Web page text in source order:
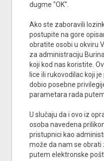
dugme "OK".
Ako ste zaboravili
postupite na gore
obratite osobi u okviru
za administraciju
koji kod nas koristite.
lice ili rukovodilac koji
dobio posebne
parametara rada
U slučaju da i ovo iz
osoba navedena
pristupnici kao
može da nam se
putem elektronske